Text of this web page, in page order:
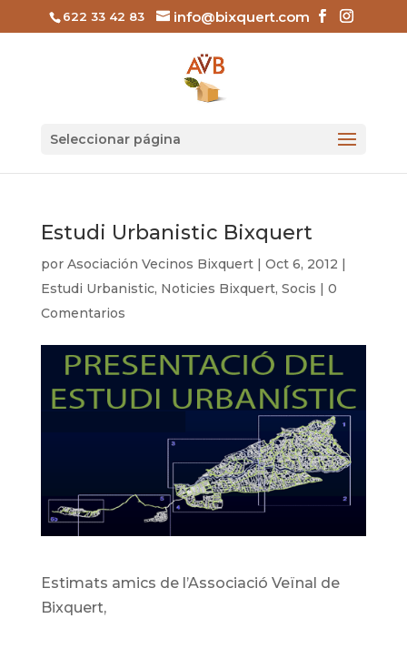
622 33 42 83 info@bixquert.com
Seleccionar página
Estudi Urbanistic Bixquert
por Asociación Vecinos Bixquert| Oct 6, 2012 |
Estudi Urbanistic, Noticies Bixquert, Socis | 0
Comentarios
Estimats amics de l’Associació Veïnal de
Bixquert,